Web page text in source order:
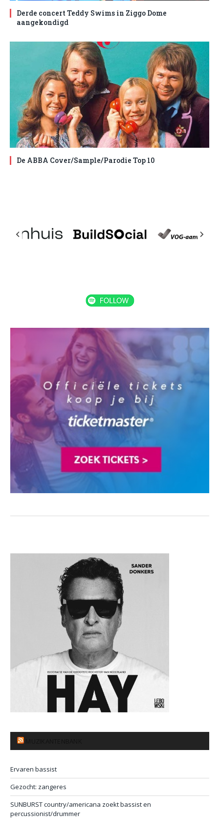
Derde concert Teddy Swims in Ziggo Dome
aangekondigd
De ABBA Cover/Sample/Parodie Top 10
Ervaren bassist
Gezocht: zangeres
SUNBURST country/americana zoekt bassist en
percussionist/drummer